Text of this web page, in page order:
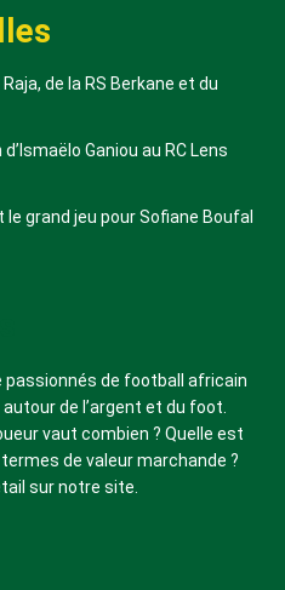
de la RS Berkane et du
Ganiou au RC Lens
grand jeu pour Sofiane Boufal
passionnés de football africain
de l’argent et du foot.
vaut combien ? Quelle est
de valeur marchande ?
sur notre site.